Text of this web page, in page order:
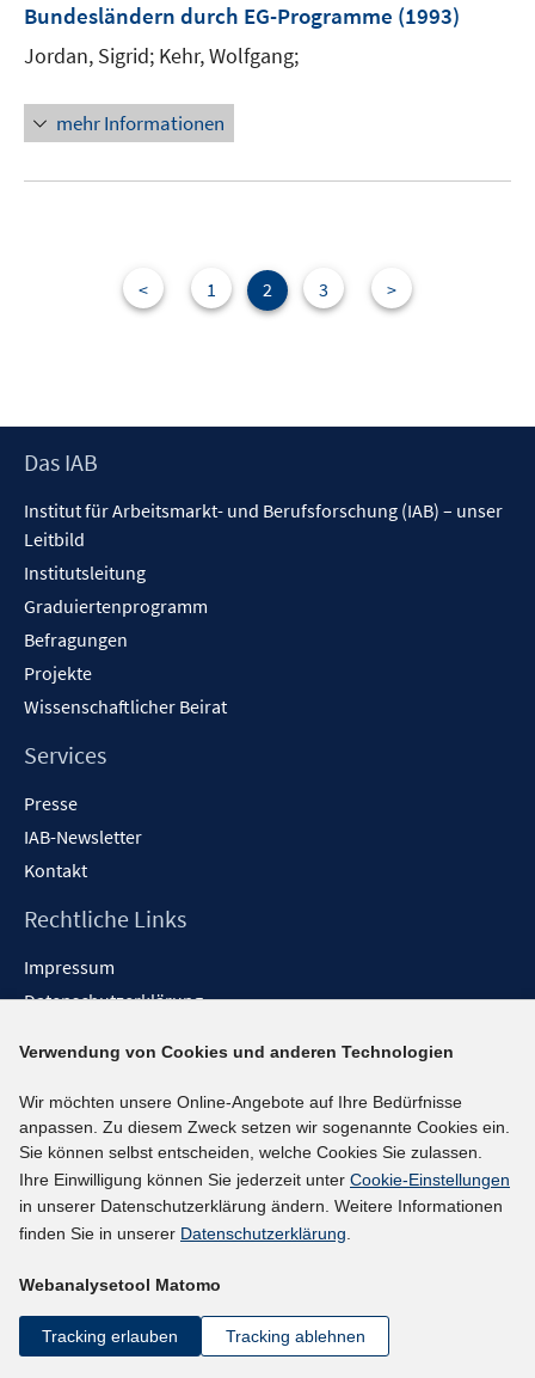
n
s
e
r
ö
Bundesländern durch EG-Programme (1993)
Jordan, Sigrid; Kehr, Wolfgang;
mehr Informationen
< 1 2 3 >
Footer
Das IAB
Institut für Arbeitsmarkt- und Berufsforschung (IAB) – unser
Leitbild
Institutsleitung
Graduiertenprogramm
Befragungen
Projekte
Wissenschaftlicher Beirat
Services
Presse
IAB-Newsletter
Kontakt
Rechtliche Links
Impressum
Datenschutzerklärung
Barrieren melden
Social-Media-Kanäle
BlueSky
YouTube
LinkedIn
kununu
Netiquette
Verwendung von Cookies und anderen Technologien
Wir möchten unsere Online-Angebote auf Ihre Bedürfnisse
anpassen. Zu diesem Zweck setzen wir sogenannte Cookies ein.
Sie können selbst entscheiden, welche Cookies Sie zulassen.
Ihre Einwilligung können Sie jederzeit unter Cookie-Einstellungen
in unserer Datenschutzerklärung ändern. Weitere Informationen
finden Sie in unserer Datenschutzerklärung.
Webanalysetool Matomo
Tracking erlauben Tracking ablehnen